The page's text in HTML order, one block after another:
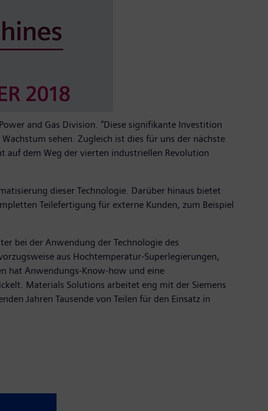
and Gas Division. "Diese signifikante Investition
sehen. Zugleich ist dies für uns der nächste
auf dem Weg der vierten industriellen Revolution
dieser Technologie. Darüber hinaus bietet
Teilefertigung für externe Kunden, zum Beispiel
bei der Anwendung der Technologie des
aus Hochtemperatur-Superlegierungen,
hat Anwendungs-Know-how und eine
Materials Solutions arbeitet eng mit der Siemens
Jahren Tausende von Teilen für den Einsatz in